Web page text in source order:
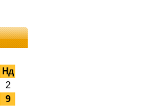
Нд
2
9